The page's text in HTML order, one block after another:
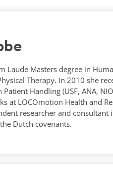
Laude Masters degree in
Therapy. In 2010 she
Handling (USF, ANA,
at LOCOmotion Health and
researcher and consultant
Dutch covenants.